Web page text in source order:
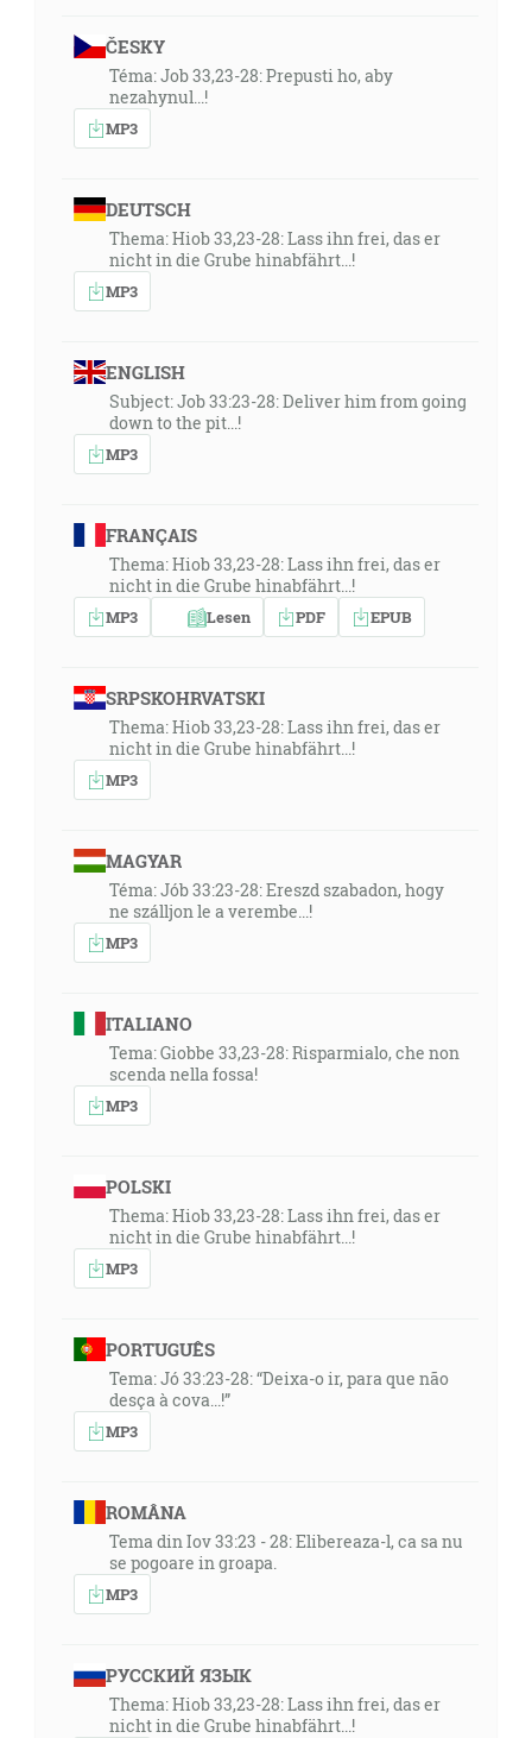
ČESKY
Téma: Job 33,23-28: Prepusti ho, aby
nezahynul...!
MP3
DEUTSCH
Thema: Hiob 33,23-28: Lass ihn frei, das er
nicht in die Grube hinabfährt...!
MP3
ENGLISH
Subject: Job 33:23-28: Deliver him from going
down to the pit...!
MP3
FRANÇAIS
Thema: Hiob 33,23-28: Lass ihn frei, das er
nicht in die Grube hinabfährt...!
MP3 Lesen PDF EPUB
SRPSKOHRVATSKI
Thema: Hiob 33,23-28: Lass ihn frei, das er
nicht in die Grube hinabfährt...!
MP3
MAGYAR
Téma: Jób 33:23-28: Ereszd szabadon, hogy
ne szálljon le a verembe...!
MP3
ITALIANO
Tema: Giobbe 33,23-28: Risparmialo, che non
scenda nella fossa!
MP3
POLSKI
Thema: Hiob 33,23-28: Lass ihn frei, das er
nicht in die Grube hinabfährt...!
MP3
PORTUGUÊS
Tema: Jó 33:23-28: “Deixa-o ir, para que não
desça à cova...!”
MP3
ROMÂNA
Tema din Iov 33:23 - 28: Elibereaza-l, ca sa nu
se pogoare in groapa.
MP3
РУССКИЙ ЯЗЫК
Thema: Hiob 33,23-28: Lass ihn frei, das er
nicht in die Grube hinabfährt...!